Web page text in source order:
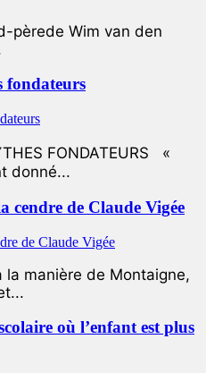
pèrede Wim van den
fondateurs
FONDATEURS «
donné...
de Claude Vigée
la manière de Montaigne,
où l’enfant est plus